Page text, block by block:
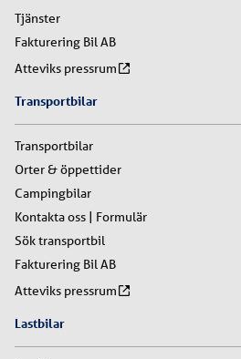
Tjänster
Fakturering Bil AB
Atteviks pressrum
Transportbilar
Transportbilar
Orter & öppettider
Campingbilar
Kontakta oss | Formulär
Sök transportbil
Fakturering Bil AB
Atteviks pressrum
Lastbilar